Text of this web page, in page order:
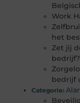
Work
het
Zet jij
bedrijf?
bedrijf
Categorie: